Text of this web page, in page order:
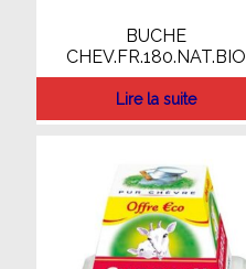
BUCHE
CHEV.FR.180.NAT.BIO
Lire la suite